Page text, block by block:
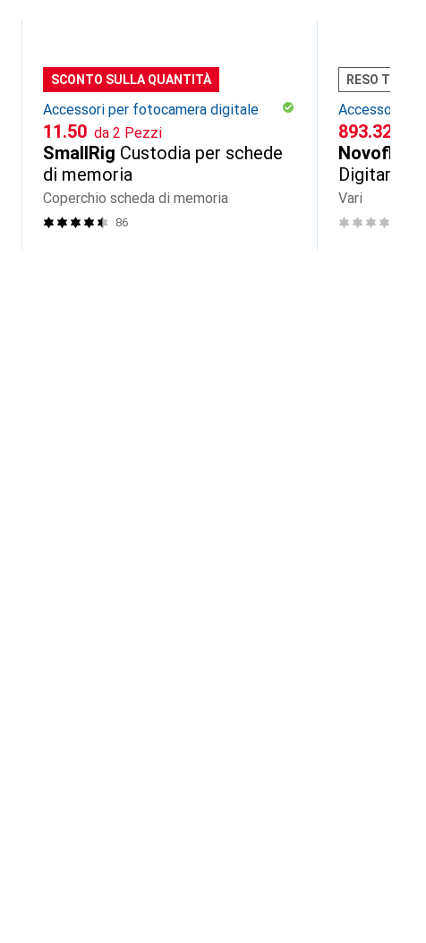
SCONTO SULLA QUANTITÀ
Accessori per fotocamera digitale
CHF
11.50 da 2 Pezzi
SmallRig Custodia per schede
di memoria
Coperchio scheda di memoria
86
RESO
Accessori
CHF
893.32
Novoflex
Digitar
Vari